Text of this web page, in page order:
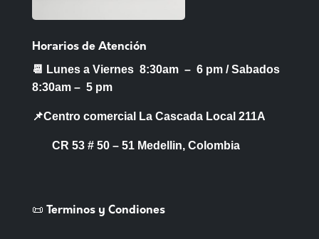
Horarios de Atención
📆 Lunes a Viernes 8:30am – 6 pm /Sabados
8:30am – 5 pm
📌Centro comercial La Cascada Local 211A
CR 53 # 50 – 51 Medellin, Colombia
📜 Terminos y Condiones